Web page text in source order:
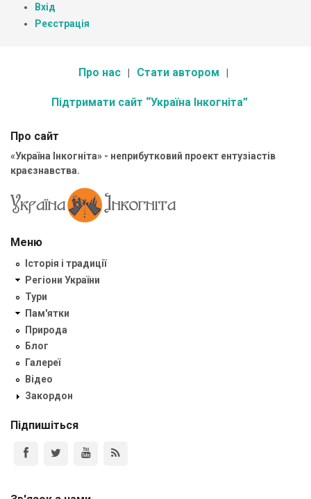
Вхід
Реєстрація
Про нас Стати автором
Підтримати сайт “Україна Інкогніта”
Про сайт
«Україна Інкогніта» - неприбутковий проект ентузіастів
краєзнавства.
Меню
Історія і традиції
Регіони України
Тури
Пам'ятки
Природа
Блог
Галереї
Відео
Закордон
Підпишіться